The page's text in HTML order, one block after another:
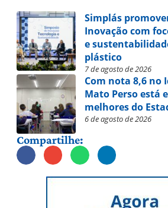
Simplás
Inovação com
e
plástico
7 de agosto de 2026
Com nota 8,6 no
Mato Perso está
melhores do
6 de agosto de 2026
Compartilhe: